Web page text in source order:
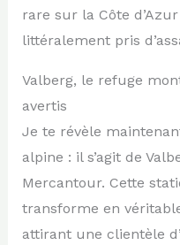
rare sur la Côte
littéralement pris
Valberg, le refuge
avertis
Je te révèle
alpine : il s’agit de
Mercantour. Cette
transforme en
attirant une clientèle